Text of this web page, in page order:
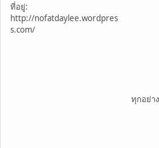
ที่อยู่:
http://nofatdaylee.wordpres
s.com/
ทุกอย่า